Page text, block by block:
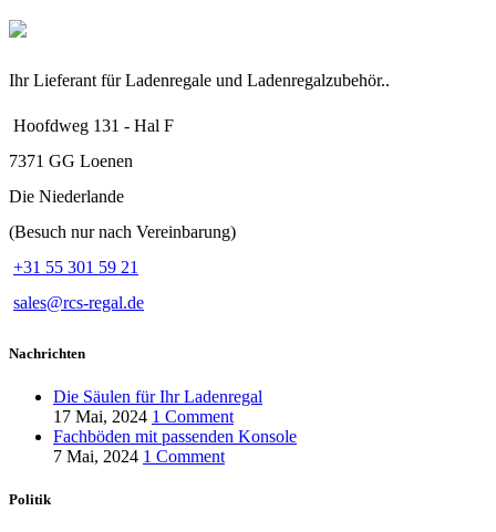
Ihr Lieferant für Ladenregale und Ladenregalzubehör..
Hoofdweg 131 - Hal F
7371 GG Loenen
Die Niederlande
(Besuch nur nach Vereinbarung)
+31 55 301 59 21
sales@rcs-regal.de
Nachrichten
Die Säulen für Ihr Ladenregal
17 Mai, 2024 1 Comment
Fachböden mit passenden Konsole
7 Mai, 2024 1 Comment
Politik